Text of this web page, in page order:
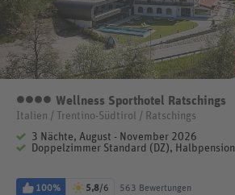
4 Sterne
Wellness Sporthotel Ratschings
Italien / Trentino-Südtirol / Ratschings
3 Nächte, August - November 2026
Doppelzimmer Standard (DZ), Halbpension
100% 5,8/6 563 Bewertungen